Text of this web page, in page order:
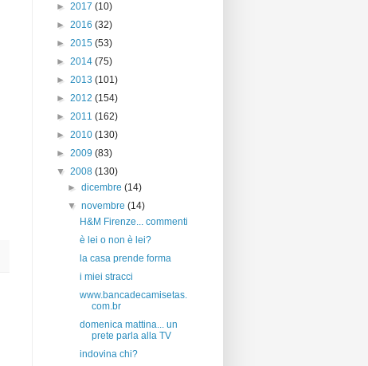
► 2017 (10)
► 2016 (32)
► 2015 (53)
► 2014 (75)
► 2013 (101)
► 2012 (154)
► 2011 (162)
► 2010 (130)
► 2009 (83)
▼ 2008 (130)
►dicembre(14)
▼novembre(14)
H&M Firenze... commenti
è lei o non è lei?
la casa prende forma
i miei stracci
www.bancadecamisetas.
com.br
domenica mattina... un
prete parla alla TV
indovina chi?